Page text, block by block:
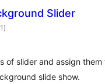
Slider
totale
bedømmelser
)
of slider and assign
slide show.